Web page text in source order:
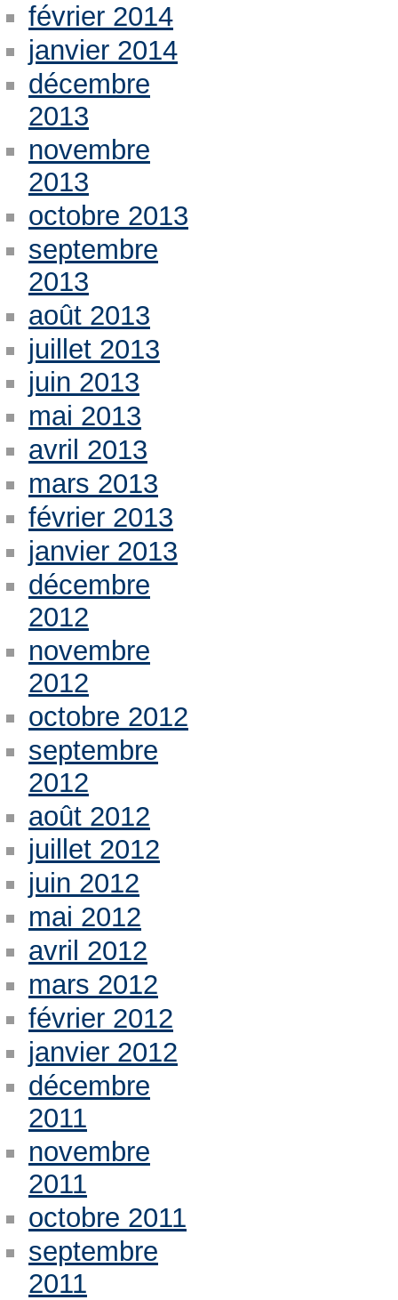
février 2014
janvier 2014
décembre
2013
novembre
2013
octobre 2013
septembre
2013
août 2013
juillet 2013
juin 2013
mai 2013
avril 2013
mars 2013
février 2013
janvier 2013
décembre
2012
novembre
2012
octobre 2012
septembre
2012
août 2012
juillet 2012
juin 2012
mai 2012
avril 2012
mars 2012
février 2012
janvier 2012
décembre
2011
novembre
2011
octobre 2011
septembre
2011